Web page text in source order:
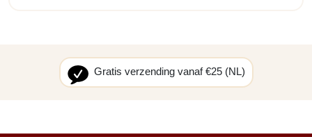
Gratis verzending vanaf €25 (NL)